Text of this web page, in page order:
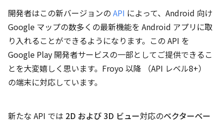
開発者はこの新バージョンの API によって、Android 向け
Google マップの数多くの最新機能を Android アプリに取
り入れることができるようになります。この API を
Google Play 開発者サービスの一部としてご提供できるこ
とを大変嬉しく思います。Froyo 以降 （API レベル8+）
の端末に対応しています。
新たな API では 2D および 3D ビュー対応のベクターベー